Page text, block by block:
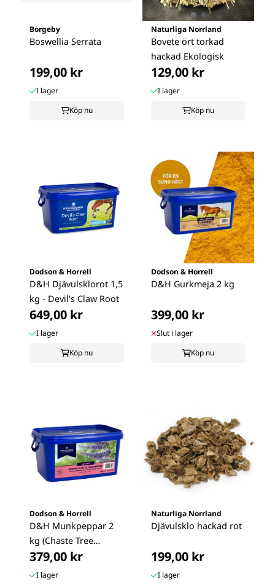
Borgeby
Boswellia Serrata
199,00 kr
I lager
Köp nu
Naturliga Norrland
Bovete ört torkad
hackad Ekologisk
129,00 kr
I lager
Köp nu
Dodson & Horrell
D&H Djävulsklorot 1,5
kg - Devil's Claw Root
649,00 kr
I lager
Köp nu
Dodson & Horrell
D&H Gurkmeja 2 kg
399,00 kr
Slut i lager
Köp nu
Dodson & Horrell
D&H Munkpeppar 2
kg (Chaste Tree
Berries)
379,00 kr
I lager
Naturliga Norrland
Djävulsklo hackad rot
199,00 kr
I lager